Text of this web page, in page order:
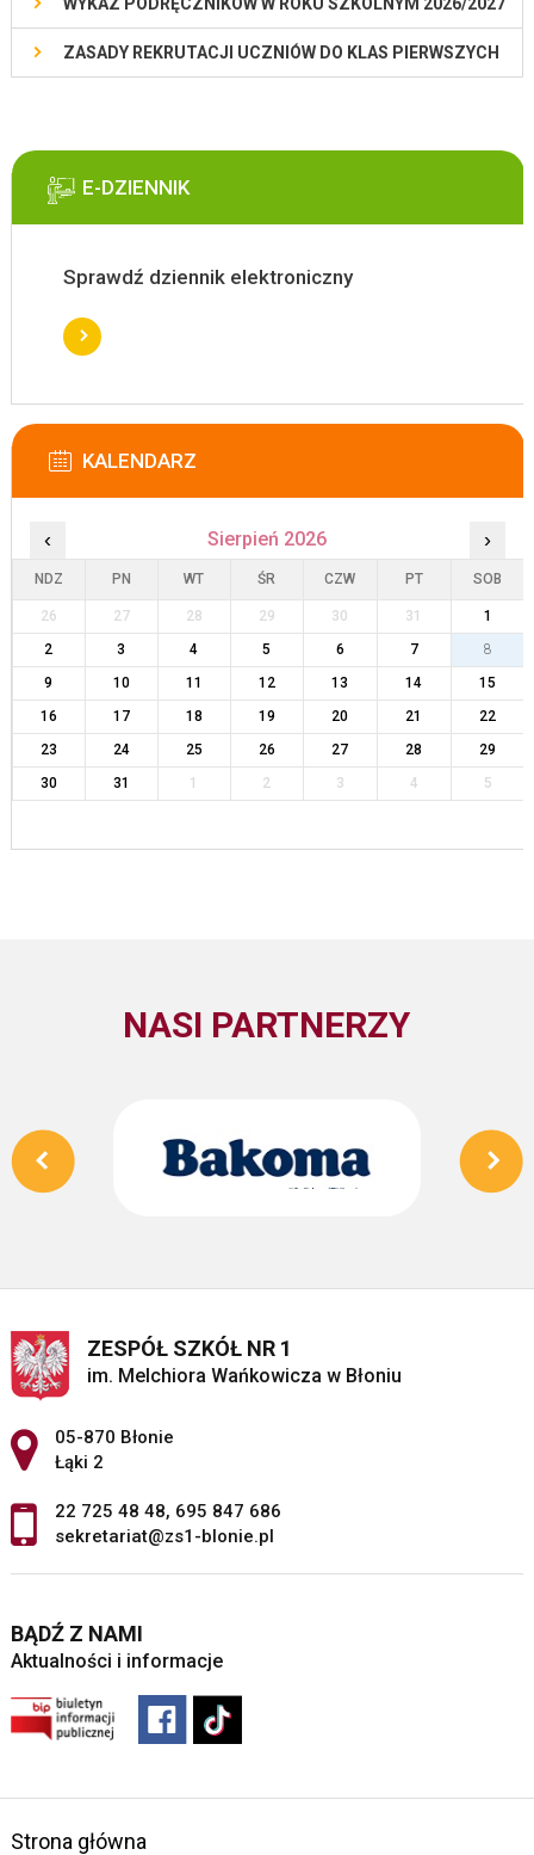
ZASADY REKRUTACJI UCZNIÓW DO KLAS PIERWSZYCH
E-DZIENNIK
Sprawdź dziennik elektroniczny
KALENDARZ
‹ Sierpień 2026 ›
NDZ PN WT ŚR CZW PT SOB
26 27 28 29 30 31
1
2
3 4 5 6 7
8
9
10 11 12 13 14
15
16
17 18 19 20 21
22
23
24 25 26 27 28
29
30
31 1 2 3 4 5
NASI PARTNERZY
ZESPÓŁ SZKÓŁ NR 1
im. Melchiora Wańkowicza w Błoniu
Adres pocztowy:
05-870 Błonie
Łąki 2
22 725 48 48, 695 847 686
sekretariat@zs1-blonie.pl
BĄDŹ Z NAMI
Aktualności i informacje
Strona główna